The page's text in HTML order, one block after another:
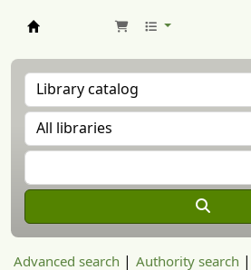
Advanced search Authority search